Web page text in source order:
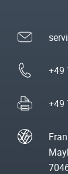
+49
+49